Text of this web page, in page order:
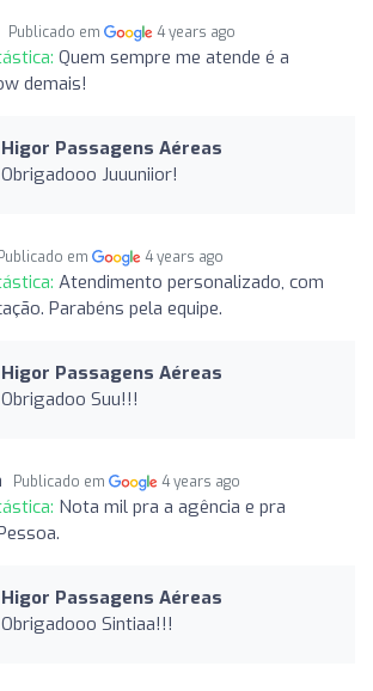
Publicado em 4 years ago
Quem sempre me atende é a
demais!
Higor Passagens Aéreas
Obrigadooo Juuuniior!
Publicado em 4 years ago
Atendimento personalizado, com
Parabéns pela equipe.
Higor Passagens Aéreas
Obrigadoo Suu!!!
Publicado em 4 years ago
Nota mil pra a agência e pra
Higor Passagens Aéreas
Obrigadooo Sintiaa!!!